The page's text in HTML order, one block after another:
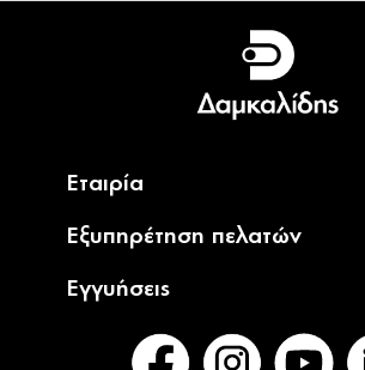
Ελληνικά
English
Εταιρία
Εξυπηρέτηση πελατών
Εγγυήσεις